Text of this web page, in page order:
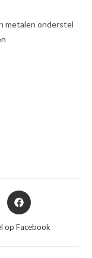
metalen onderstel
Opent
in
nieuw
op Facebook